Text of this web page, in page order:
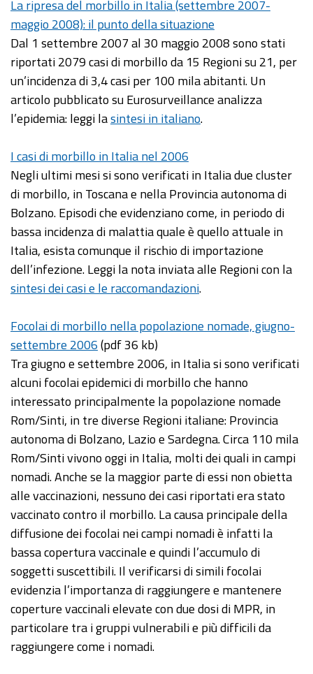
La ripresa del morbillo in Italia (settembre 2007-
maggio 2008): il punto della situazione
Dal 1 settembre 2007 al 30 maggio 2008 sono stati
riportati 2079 casi di morbillo da 15 Regioni su 21, per
un’incidenza di 3,4 casi per 100 mila abitanti. Un
articolo pubblicato su Eurosurveillance analizza
l’epidemia: leggi lasintesi in italiano.
I casi di morbillo in Italia nel 2006
Negli ultimi mesi si sono verificati in Italia due cluster
di morbillo, in Toscana e nella Provincia autonoma di
Bolzano. Episodi che evidenziano come, in periodo di
bassa incidenza di malattia quale è quello attuale in
Italia, esista comunque il rischio di importazione
dell’infezione. Leggi la nota inviata alle Regioni con la
sintesi dei casi e le raccomandazioni.
Focolai di morbillo nella popolazione nomade, giugno-
settembre 2006(pdf 36 kb)
Tra giugno e settembre 2006, in Italia si sono verificati
alcuni focolai epidemici di morbillo che hanno
interessato principalmente la popolazione nomade
Rom/Sinti, in tre diverse Regioni italiane: Provincia
autonoma di Bolzano, Lazio e Sardegna. Circa 110 mila
Rom/Sinti vivono oggi in Italia, molti dei quali in campi
nomadi. Anche se la maggior parte di essi non obietta
alle vaccinazioni, nessuno dei casi riportati era stato
vaccinato contro il morbillo. La causa principale della
diffusione dei focolai nei campi nomadi è infatti la
bassa copertura vaccinale e quindi l’accumulo di
soggetti suscettibili. Il verificarsi di simili focolai
evidenzia l’importanza di raggiungere e mantenere
coperture vaccinali elevate con due dosi di MPR, in
particolare tra i gruppi vulnerabili e più difficili da
raggiungere come i nomadi.